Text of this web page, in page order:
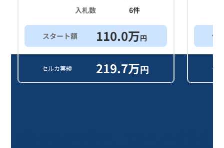
入札数
6件
スタート額 110.0万円
セルカ実績 219.7万円
他
セ